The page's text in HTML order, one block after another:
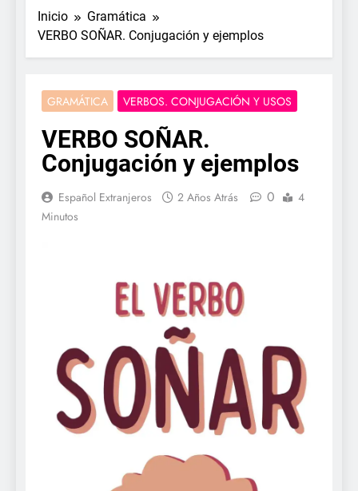
Inicio
Gramática
VERBO SOÑAR. Conjugación y ejemplos
GRAMÁTICA VERBOS. CONJUGACIÓN Y USOS
VERBO SOÑAR.
Conjugación y ejemplos
Español Extranjeros 2 Años Atrás 0
4
Minutos